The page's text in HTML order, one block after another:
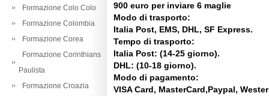
Formazione Colo Colo
Formazione Colombia
Formazione Corea
Formazione Corinthians
Paulista
Formazione Croazia
900 euro per inviare 6 maglie
Modo di trasporto:
Italia Post, EMS, DHL, SF Express.
Tempo di trasporto:
Italia Post: (14-25 giorno).
DHL: (10-18 giorno).
Modo di pagamento:
VISA Card, MasterCard,Paypal,